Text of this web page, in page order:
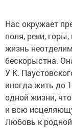
Нас окружает
поля, реки,
жизнь
бескорыстна.
У К.
иногда жить до
одной жизни,
и всю
Любовь к